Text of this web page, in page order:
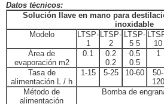
Datos técnicos:
Solución llave en mano para
inoxidable
Modelo
LTSP-
1
LTSP-
2
LTSP-
5 5
10
Área de
evaporación m2
0.1
0.2
0.2
0.5
0.5
1
Tasa de
alimentación L / h
1-15 5-25 10-60
50-
120
Método de
alimentación
Bomba de